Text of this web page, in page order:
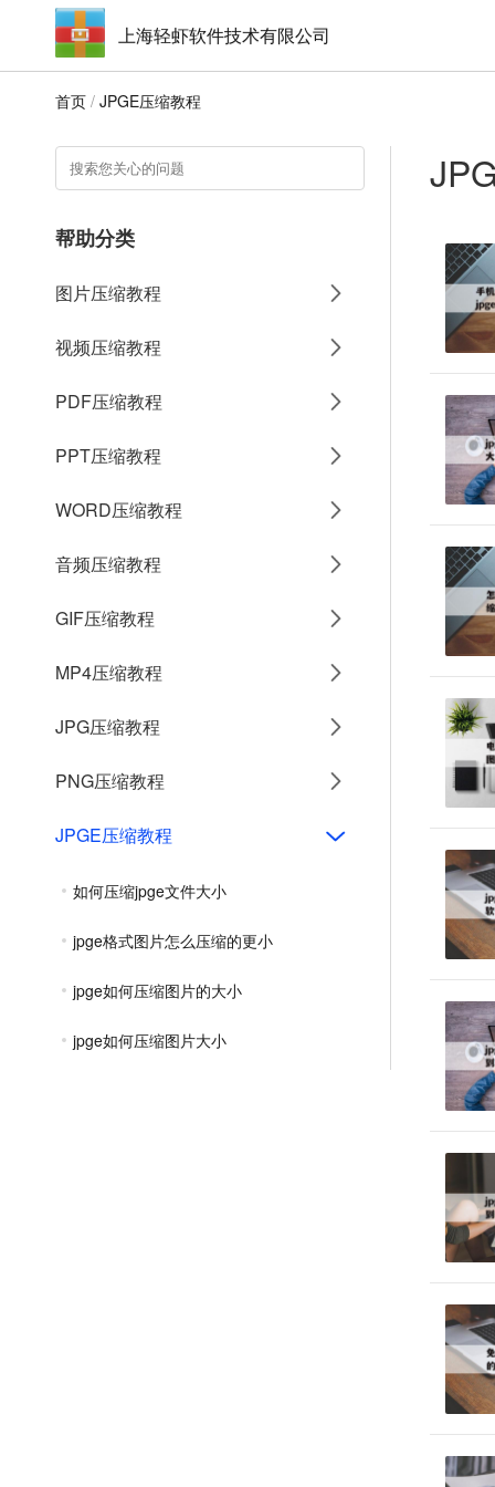
上海轻虾软件技术有限公司
首页 / JPGE压缩教程
帮助分类
图片压缩教程
视频压缩教程
PDF压缩教程
PPT压缩教程
WORD压缩教程
音频压缩教程
GIF压缩教程
MP4压缩教程
JPG压缩教程
PNG压缩教程
JPGE压缩教程
如何压缩jpge文件大小
jpge格式图片怎么压缩的更小
jpge如何压缩图片的大小
jpge如何压缩图片大小